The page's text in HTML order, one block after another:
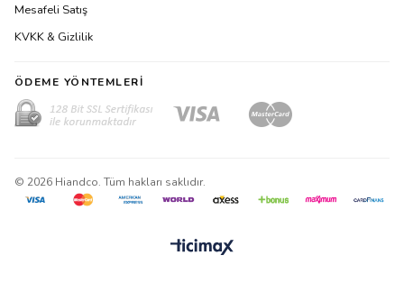
Mesafeli Satış
KVKK & Gizlilik
ÖDEME YÖNTEMLERI
© 2026 Hiandco. Tüm hakları saklıdır.